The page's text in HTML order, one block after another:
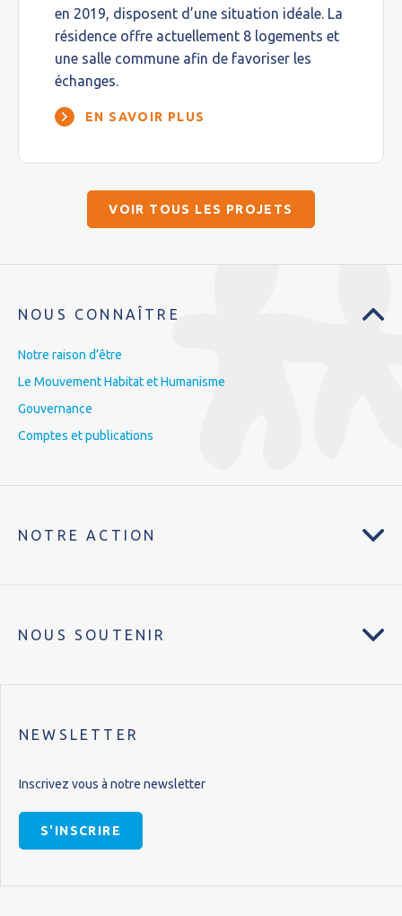
en 2019, disposent d’une situation idéale. La
résidence offre actuellement 8 logements et
une salle commune afin de favoriser les
échanges.
EN SAVOIR PLUS
VOIR TOUS LES PROJETS
NOUS CONNAÎTRE
Notre raison d’être
Le Mouvement Habitat et Humanisme
Gouvernance
Comptes et publications
NOTRE ACTION
NOUS SOUTENIR
NEWSLETTER
Inscrivez vous à notre newsletter
S'INSCRIRE